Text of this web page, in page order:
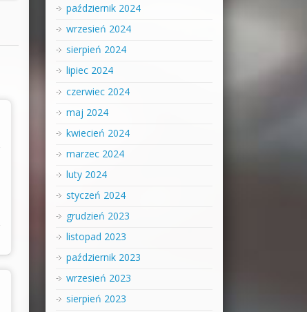
październik 2024
wrzesień 2024
sierpień 2024
lipiec 2024
czerwiec 2024
maj 2024
kwiecień 2024
marzec 2024
luty 2024
styczeń 2024
grudzień 2023
listopad 2023
październik 2023
wrzesień 2023
sierpień 2023